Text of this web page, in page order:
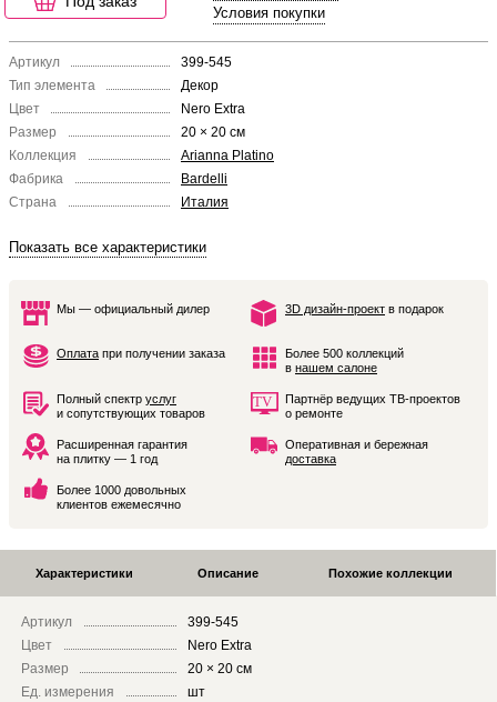
Условия покупки
Артикул
399-545
Тип элемента
Декор
Цвет
Nero Extra
Размер
20 × 20 см
Коллекция
Arianna Platino
Фабрика
Bardelli
Страна
Италия
Показать все характеристики
Мы — официальный дилер 3D дизайн-проект в подарок
Оплата при получении заказа
Более 500 коллекций
в нашем салоне
Полный спектр услуг
и сопутствующих товаров
Партнёр ведущих ТВ-проектов
о ремонте
Расширенная гарантия
на плитку — 1 год
Оперативная и бережная
доставка
Более 1000 довольных
клиентов ежемесячно
Характеристики Описание Похожие коллекции
Артикул
399-545
Цвет
Nero Extra
Размер
20 × 20 см
Ед. измерения
шт